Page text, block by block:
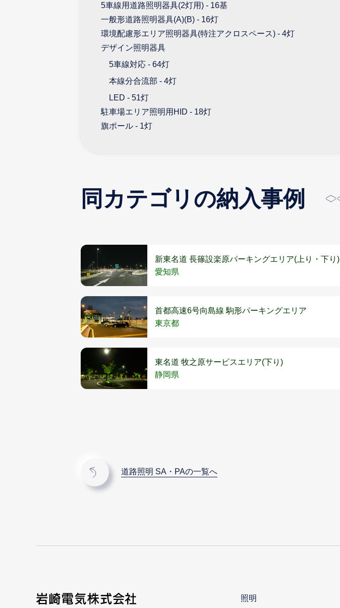
5車線用道路照明器具(2灯用) - 16基
一般形道路照明器具(A)(B) - 16灯
環境配慮形エリア照明器具(特注アクロスペース) - 4灯
デザイン照明器具
5車線対応 - 64灯
本線分合流部 - 4灯
LED - 51灯
駐車場エリア照明用HID - 18灯
旗ポール - 1灯
同カテゴリの納入事例
新東名道 長篠設楽原パーキングエリア(上り・下り)
愛知県
首都高速6号向島線 駒形パーキングエリア
東京都
東名道 牧之原サービスエリア(下り)
静岡県
道路照明 SA・PAの一覧へ
照明